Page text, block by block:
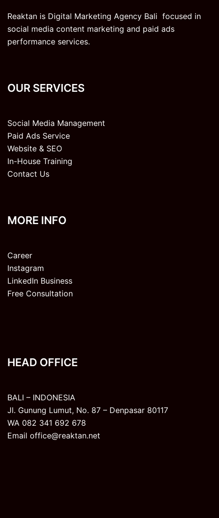
Reaktan is Digital Marketing Agency Bali focused in
social media content marketing and paid ads
performance services.
OUR SERVICES
Social Media Management
Paid Ads Service
Website & SEO
In-House Training
Contact Us
MORE INFO
Career
Instagram
LinkedIn Business
Free Consultation
HEAD OFFICE
BALI – INDONESIA
Jl. Gunung Lumut, No. 87 – Denpasar 80117
WA 082 341 692 678
Email office@reaktan.net